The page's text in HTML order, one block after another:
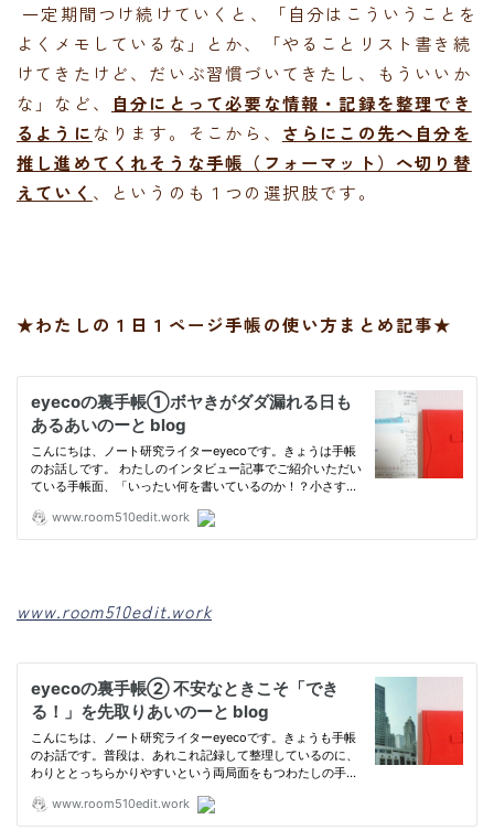
一定期間つけ続けていくと、「自分はこういうことを
よくメモしているな」とか、「やることリスト書き続
けてきたけど、だいぶ習慣づいてきたし、もういいか
な」など、
自分にとって必要な情報・記録を整理でき
るように なります。そこから、 さらにこの先へ自分を
推し進めてくれそうな手帳（フォーマット）へ切り替
えていく 、というのも１つの選択肢です。
★わたしの１日１ページ手帳の使い方まとめ記事★
www.room510edit.work